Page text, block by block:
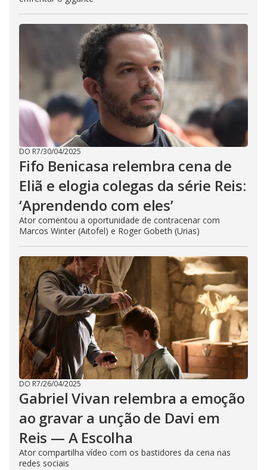
DO R7/30/04/2025
Fifo Benicasa relembra cena de
Eliã e elogia colegas da série Reis:
‘Aprendendo com eles’
Ator comentou a oportunidade de contracenar com
Marcos Winter (Aitofel) e Roger Gobeth (Urias)
DO R7/26/04/2025
Gabriel Vivan relembra a emoção
ao gravar a unção de Davi em
Reis — A Escolha
Ator compartilha vídeo com os bastidores da cena nas
redes sociais